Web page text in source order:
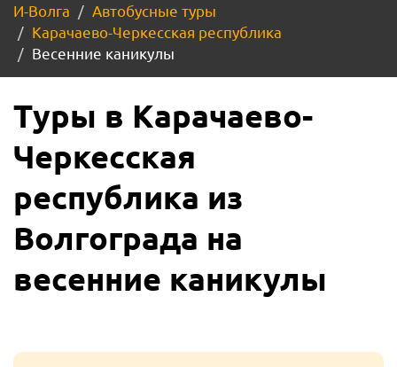
И-Волга
Автобусные туры
Карачаево-Черкесская республика
Весенние каникулы
Туры в Карачаево-
Черкесская
республика из
Волгограда на
весенние каникулы